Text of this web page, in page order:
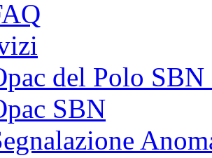
del Polo
SBN